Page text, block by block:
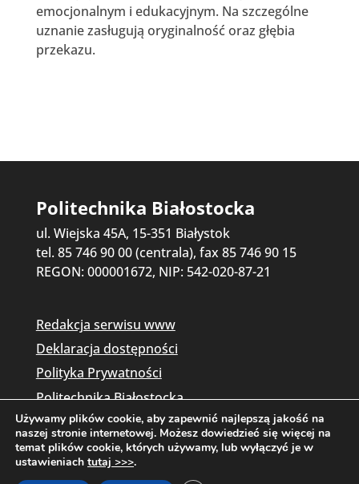
emocjonalnym i edukacyjnym. Na szczególne
uznanie zasługują oryginalność oraz głębia
przekazu.
Politechnika Białostocka
ul. Wiejska 45A, 15-351 Białystok
tel. 85 746 90 00 (centrala), fax 85 746 90 15
REGON: 000001672, NIP: 542-020-87-21
Redakcja serwisu www
Deklaracja dostępności
Polityka Prywatności
Politechnika Białostocka
Używamy plików cookie, aby zapewnić najlepszą jakość na
naszej stronie internetowej. Możesz dowiedzieć się więcej na
temat plików cookie, których używamy, lub wyłączyć je w
ustawieniach tutaj >>>.